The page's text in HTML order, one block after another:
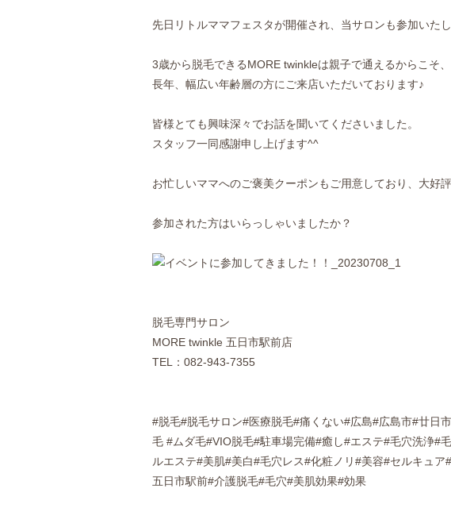
先日リトルママフェスタが開催され、当サロンも参加いたし
3歳から脱毛できるMORE twinkleは親子で通えるからこそ、
長年、幅広い年齢層の方にご来店いただいております♪
皆様とても興味深々でお話を聞いてくださいました。
スタッフ一同感謝申し上げます^^
お忙しいママへのご褒美クーポンもご用意しており、大好
参加された方はいらっしゃいましたか？
脱毛専門サロン
MORE twinkle 五日市駅前店
TEL：082-943-7355
#脱毛#脱毛サロン#医療脱毛#痛くない#広島#広島市#廿日
毛 #ムダ毛#VIO脱毛#駐車場完備#癒し#エステ#毛穴洗浄#
ルエステ#美肌#美白#毛穴レス#化粧ノリ#美容#セルキュ
五日市駅前#介護脱毛#毛穴#美肌効果#効果